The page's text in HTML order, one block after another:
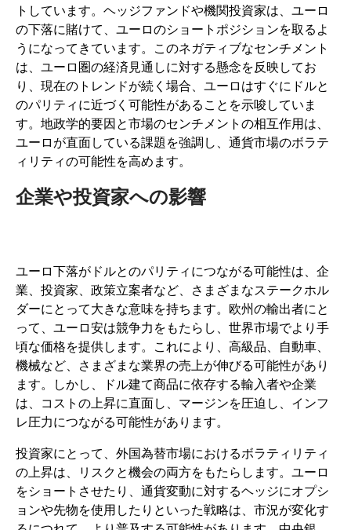
トしています。ヘッジファンドや機関投資家は、ユーロ
の下落に賭けて、ユーロのショートポジションを取るよ
うになってきています。このネガティブなセンチメント
は、ユーロ圏の経済見通しに対する懸念を反映してお
り、現在のトレンドが続く場合、ユーロはすぐにドルと
のパリティに近づく可能性があることを示唆していま
す。地政学的要因と市場のセンチメントの相互作用は、
ユーロが直面している課題を強調し、通貨市場のボラテ
ィリティの可能性を高めます。
企業や投資家への影響
ユーロ下落がドルとのパリティにつながる可能性は、企
業、投資家、政策立案者など、さまざまなステークホル
ダーにとって大きな意味を持ちます。欧州の輸出者にと
って、ユーロ安は競争力をもたらし、世界市場でより手
頃な価格を提供します。これにより、高級品、自動車、
機械など、さまざまな業界の売上が伸びる可能性があり
ます。しかし、ドル建て商品に依存する輸入者や企業
は、コストの上昇に直面し、マージンを圧迫し、インフ
レ圧力につながる可能性があります。
投資家にとって、外国為替市場におけるボラティリティ
の上昇は、リスクと機会の両方をもたらします。ユーロ
をショートさせたり、通貨変動に対するヘッジにオプシ
ョンや先物を使用したりといった戦略は、市況が変化す